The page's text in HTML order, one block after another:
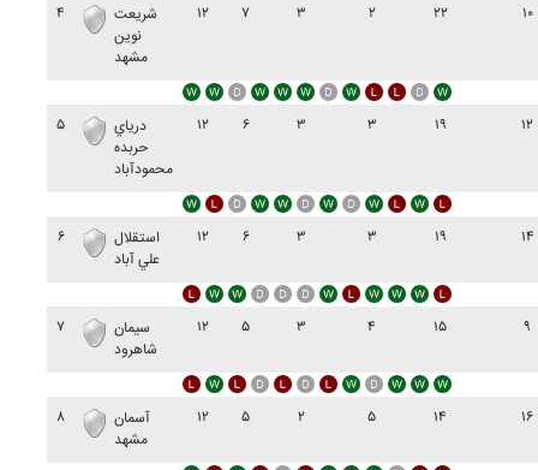
۴
شريعت
نوين
مشهد
۱۲ ۷ ۳ ۲ ۲۲ ۱۰
۵
درياي
حربده
محمودآباد
۱۲ ۶ ۳ ۳ ۱۹ ۱۲
۶
استقلال
علي آباد
۱۲ ۶ ۳ ۳ ۱۹ ۱۴
۷
سيمان
شاهرود
۱۲ ۵ ۳ ۴ ۱۵ ۹
۸
آسمان
مشهد
۱۲ ۵ ۲ ۵ ۱۴ ۱۶